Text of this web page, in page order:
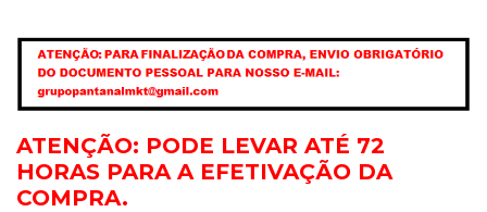
ATENÇÃO: PODE LEVAR ATÉ 72
HORAS PARA A EFETIVAÇÃO DA
COMPRA.